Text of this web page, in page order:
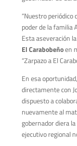
“Nuestro periódico
poder de la familia
Esta aseveración
El Carabobeñoen
“Zarpazo a El
En esa
directamente con
dispuesto a
nuevamente al
gobernador diera
ejecutivo regional